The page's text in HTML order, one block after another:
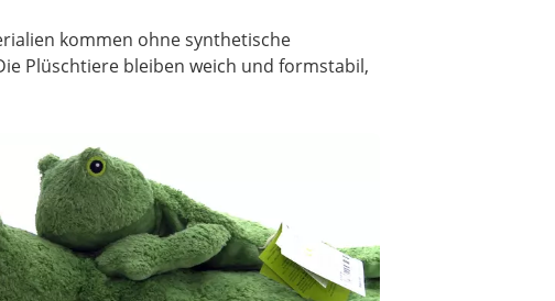
kommen ohne synthetische
Plüschtiere bleiben weich und formstabil,